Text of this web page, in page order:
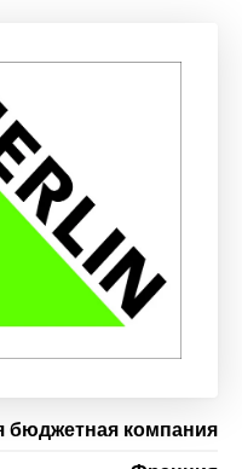
бюджетная компания